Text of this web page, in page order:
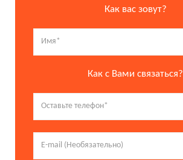
Как вас зовут?
Как с Вами связаться?